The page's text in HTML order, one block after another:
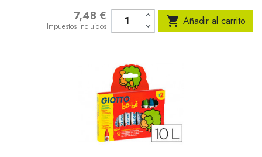
7,48 €
Impuestos incluidos  Añadir al carrito